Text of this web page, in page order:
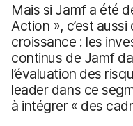
Mais si Jamf a été
Action », c’est
croissance : les
continus de Jamf
l’évaluation des
leader dans ce
à intégrer « des